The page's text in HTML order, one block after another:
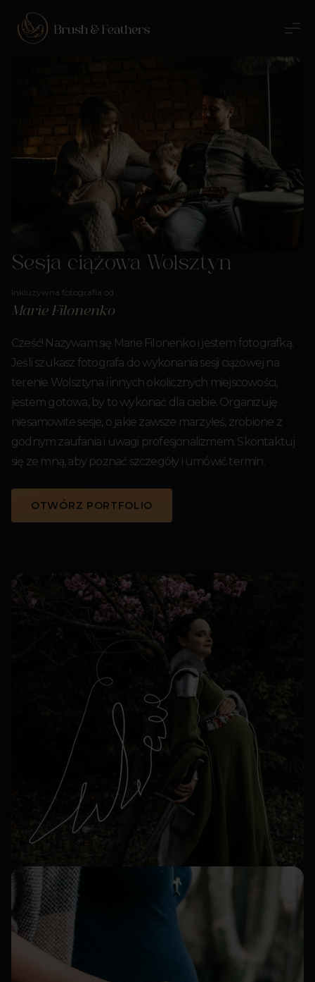
Sesja ciążowa Wolsztyn
Inkluzywna fotografia od
Marie Filonenko
Cześć! Nazywam się Marie Filonenko i jestem fotografką.
Jeśli szukasz fotografa do wykonania sesji ciążowej na
terenie Wolsztyna i innych okolicznych miejscowości,
jestem gotowa, by to wykonać dla ciebie. Organizuję
niesamowite sesje, o jakie zawsze marzyłeś, zrobione z
godnym zaufania i uwagi profesjonalizmem. Skontaktuj
się ze mną, aby poznać szczegóły i umówić termin.
OTWÓRZ PORTFOLIO